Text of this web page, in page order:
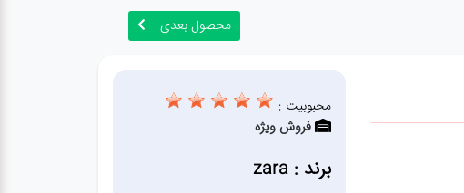
محصول بعدی
محبوبیت :
فروش ویژه
برند : zara